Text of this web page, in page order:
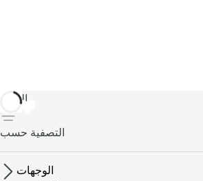
العودة
التصفية حسب
الوجهات